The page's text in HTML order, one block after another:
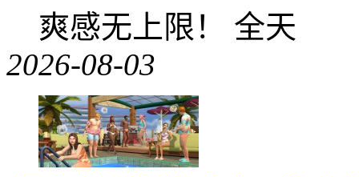
爽感无上限！ 全天
2026-08-03